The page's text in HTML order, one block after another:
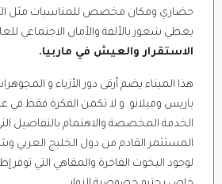
حضاري ومكان مخصص للمناسبات مثل
يعطي شعور بالألفة والأمان الاجتماعي
الاستقرار والعيش في ماربيا.
هذا الميناء يضم أرقى دور الأزياء و
باريس وميلانو. و لا تكمن الفكرة فقط في
الخدمة المخصصة والاهتمام بالتفاصيل
المستثمر القادم من دول الخليج العربي
لوجود اليخوت الفاخرة والمقاهي التي توفر